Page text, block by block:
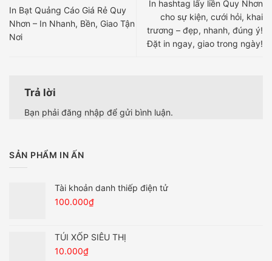
In Bạt Quảng Cáo Giá Rẻ Quy
Nhơn – In Nhanh, Bền, Giao Tận
Nơi
In hashtag lấy liền Quy Nhơn
cho sự kiện, cưới hỏi, khai
trương – đẹp, nhanh, đúng ý!
Đặt in ngay, giao trong ngày!
Trả lời
Bạn phải đăng nhập để gửi bình luận.
SẢN PHẨM IN ẤN
Tài khoản danh thiếp điện tử
100.000₫
TÚI XỐP SIÊU THỊ
10.000₫